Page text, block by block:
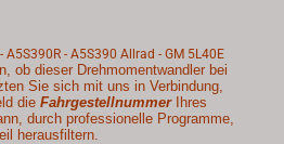
- A5S390 Allrad - GM 5L40E
ob dieser Drehmomentwandler bei
Sie sich mit uns in Verbindung,
die FahrgestellnummerIhres
durch professionelle Programme,
herausfiltern.